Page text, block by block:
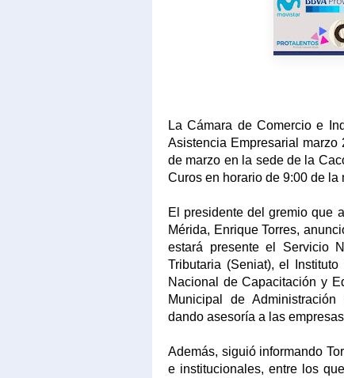
La Cámara de Comercio e
Asistencia Empresarial
de marzo en la sede de la
Curos en horario de 9:00 de la
El presidente del gremio que
Mérida, Enrique Torres,
estará presente el Servicio
Tributaria (Seniat), el
Nacional de Capacitación y
Municipal de
dando asesoría a las
Además, siguió informando
e institucionales, entre los